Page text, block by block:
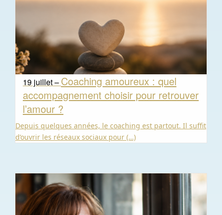
19 juillet – Coaching amoureux : quel
accompagnement choisir pour retrouver
l’amour ?
Depuis quelques années, le coaching est partout. Il suffit
d’ouvrir les réseaux sociaux pour (…)